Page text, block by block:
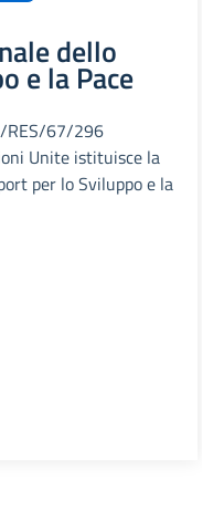
dello
e la Pace
RES/67/296
Unite istituisce la
per lo Sviluppo e la